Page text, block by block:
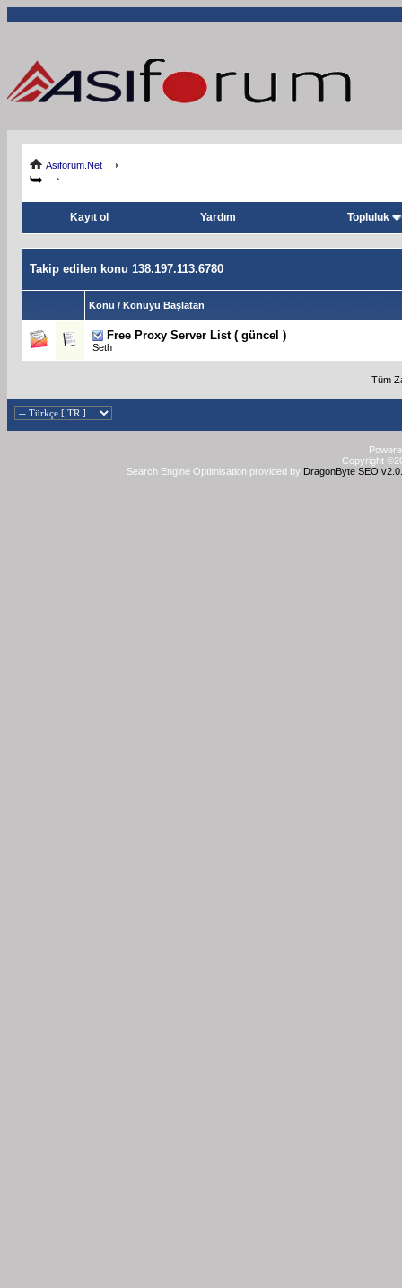
Asiforum.Net
Kayıt ol Yardım Topluluk
Takip edilen konu 138.197.113.6780
Konu / Konuyu Başlatan
Free Proxy Server List ( güncel )
Seth
Tüm
Copyright
Search Engine Optimisation provided by DragonByte SEO